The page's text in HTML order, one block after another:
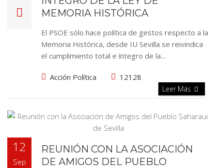
MEMORIA HISTÓRICA
El PSOE sólo hace política de gestos respecto a la
Memoria Histórica, desde IU Sevilla se reivindica
el cumplimiento total e íntegro de la…
Acción Política 12128
Leer Más
12
Sep
REUNIÓN CON LA ASOCIACIÓN
DE AMIGOS DEL PUEBLO